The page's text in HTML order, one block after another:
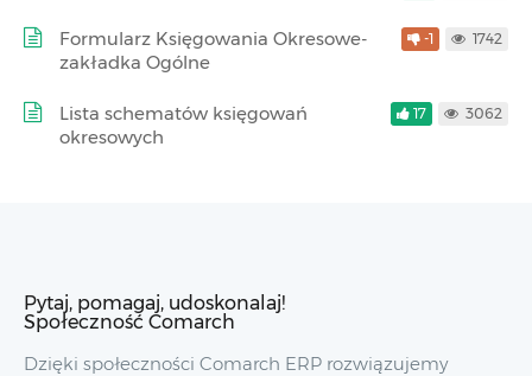
Formularz Księgowania Okresowe-
zakładka Ogólne
-1 1742
Lista schematów księgowań
okresowych
17 3062
Pytaj, pomagaj, udoskonalaj!
Społeczność Comarch
Dzięki społeczności Comarch ERP rozwiązujemy